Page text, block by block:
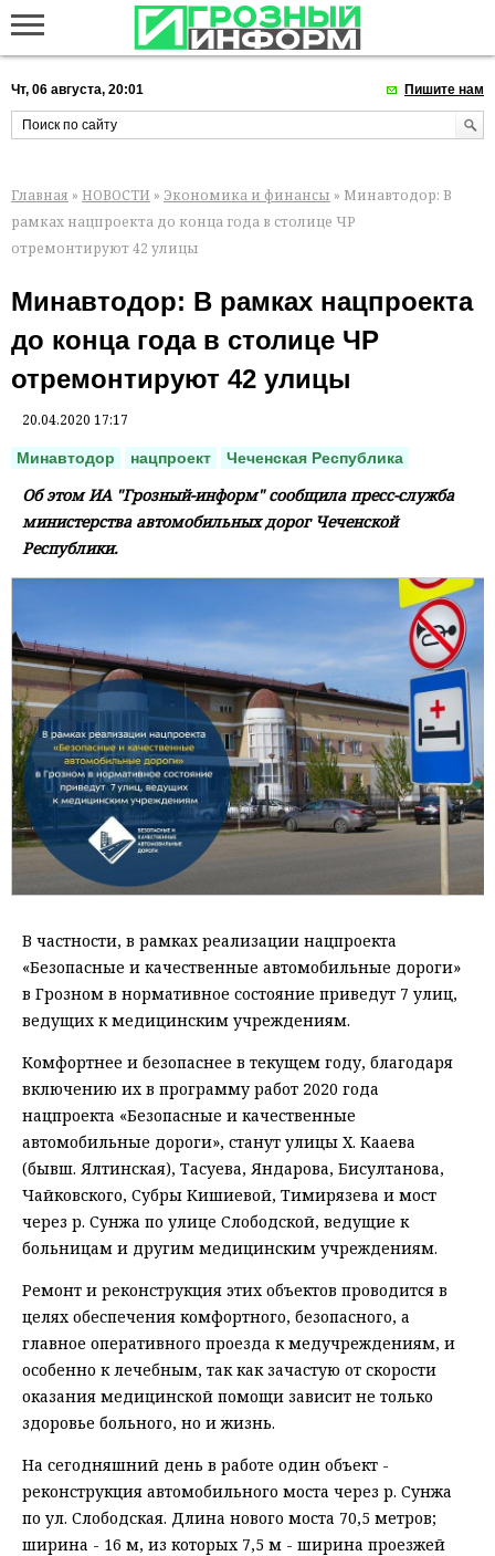
Чт, 06 августа, 20:01 Пишите нам
Главная » НОВОСТИ » Экономика и финансы » Минавтодор: В
рамках нацпроекта до конца года в столице ЧР
отремонтируют 42 улицы
Минавтодор: В рамках нацпроекта
до конца года в столице ЧР
отремонтируют 42 улицы
20.04.2020 17:17
Минавтодор нацпроект Чеченская Республика
Об этом ИА "Грозный-информ" сообщила пресс-служба
министерства автомобильных дорог Чеченской
Республики.
В частности, в рамках реализации нацпроекта
«Безопасные и качественные автомобильные дороги»
в Грозном в нормативное состояние приведут 7 улиц,
ведущих к медицинским учреждениям.
Комфортнее и безопаснее в текущем году, благодаря
включению их в программу работ 2020 года
нацпроекта «Безопасные и качественные
автомобильные дороги», станут улицы Х. Кааева
(бывш. Ялтинская), Тасуева, Яндарова, Бисултанова,
Чайковского, Субры Кишиевой, Тимирязева и мост
через р. Сунжа по улице Слободской, ведущие к
больницам и другим медицинским учреждениям.
Ремонт и реконструкция этих объектов проводится в
целях обеспечения комфортного, безопасного, а
главное оперативного проезда к медучреждениям, и
особенно к лечебным, так как зачастую от скорости
оказания медицинской помощи зависит не только
здоровье больного, но и жизнь.
На сегодняшний день в работе один объект -
реконструкция автомобильного моста через р. Сунжа
по ул. Слободская. Длина нового моста 70,5 метров;
ширина - 16 м, из которых 7,5 м - ширина проезжей